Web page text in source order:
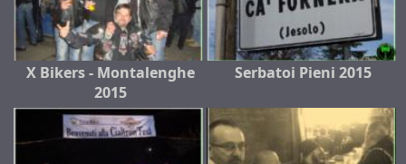
X Bikers - Montalenghe
2015
Serbatoi Pieni 2015